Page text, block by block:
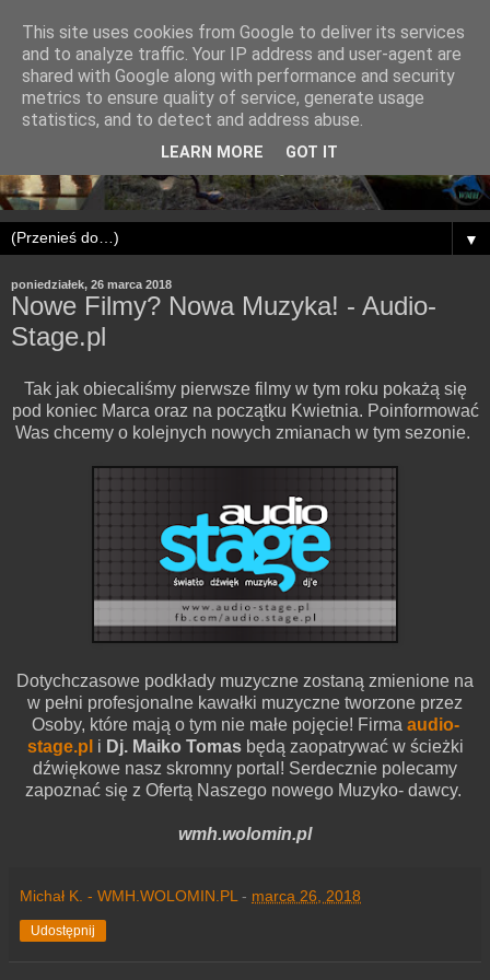
▼
poniedziałek, 26 marca 2018
Nowe Filmy? Nowa Muzyka! - Audio-
Stage.pl
Tak jak obiecaliśmy pierwsze filmy w tym roku pokażą się
pod koniec Marca oraz na początku Kwietnia. Poinformować
Was chcemy o kolejnych nowych zmianach w tym sezonie.
Dotychczasowe podkłady muzyczne zostaną zmienione na
w pełni profesjonalne kawałki muzyczne tworzone przez
Osoby, które mają o tym nie małe pojęcie! Firma audio-
stage.pl i Dj. Maiko Tomasbędą zaopatrywać w ścieżki
dźwiękowe nasz skromny portal! Serdecznie polecamy
zapoznać się z Ofertą Naszego nowego Muzyko- dawcy.
wmh.wolomin.pl
Michał K. - WMH.WOLOMIN.PL - marca 26, 2018
Udostępnij
This site uses cookies from Google to deliver its services
and to analyze traffic. Your IP address and user-agent are
shared with Google along with performance and security
metrics to ensure quality of service, generate usage
statistics, and to detect and address abuse.
LEARN MORE GOT IT